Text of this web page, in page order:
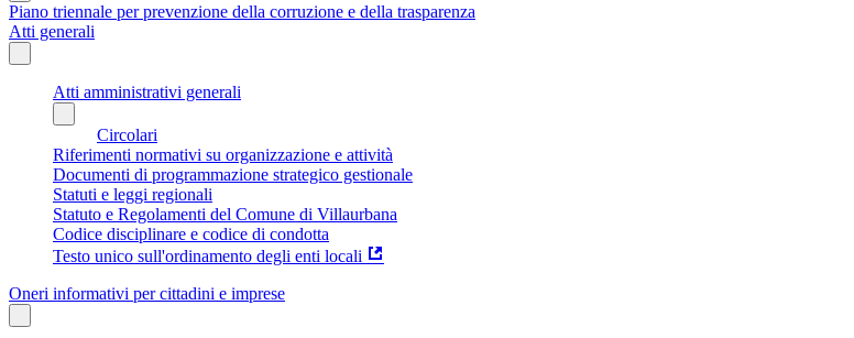
Piano triennale per prevenzione della corruzione e della trasparenza
Atti generali
Atti amministrativi generali
Circolari
Riferimenti normativi su organizzazione e attività
Documenti di programmazione strategico gestionale
Statuti e leggi regionali
Statuto e Regolamenti del Comune di Villaurbana
Codice disciplinare e codice di condotta
Testo unico sull'ordinamento degli enti locali
Oneri informativi per cittadini e imprese